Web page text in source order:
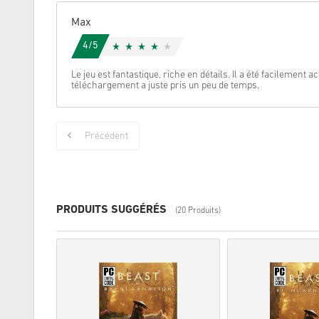
Max
4/5
Le jeu est fantastique, riche en détails. Il a été facilement
téléchargement a juste pris un peu de temps.
Précédent
PRODUITS SUGGÉRÉS (20 Produits)